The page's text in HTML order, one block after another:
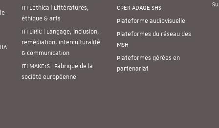
ITI Lethica | Littératures,
éthique & arts
ITI LiRiC | Langage, inclusion,
remédiation, interculturalité
& communication
ITI MAKErS | Fabrique de la
société européenne
CPER ADAGE SHS
Plateforme audiovisuelle
Plateformes du réseau des
MSH
Plateformes gérées en
partenariat